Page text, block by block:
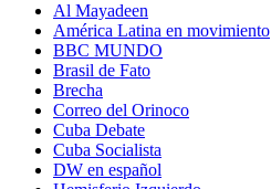
Al Mayadeen
América Latina en movimiento
BBC MUNDO
Brasil de Fato
Brecha
Correo del Orinoco
Cuba Debate
Cuba Socialista
DW en español